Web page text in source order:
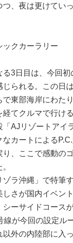
、夜は更けていっ
ックカーラリー
る3日目は、今回初
じられる。この日
で東部海岸にわた
てクルマで行け
AJリゾートアイ
なカートによる
り、ここで感動の
ゾラ沖縄」で特筆
しさが国内イベン
シーサイドコース
線が今回の設定ル
以外の内陸部に入